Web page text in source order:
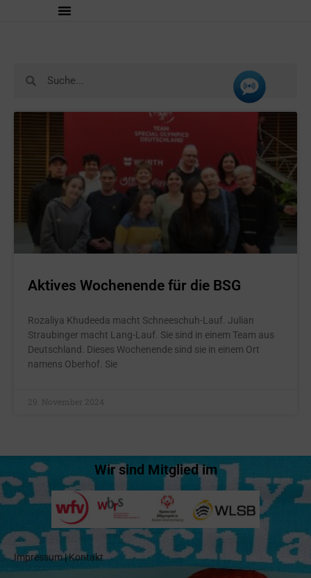
Aktives Wochenende für die BSG
Rozaliya Khudeeda macht Schneeschuh-Lauf. Julian
Straubinger macht Lang-Lauf. Sie sind in einem Team aus
Deutschland. Dieses Wochenende sind sie in einem Ort
namens Oberhof. Sie
29. November 2024
Wir sind Mitglied im
Impressum|Kontakt